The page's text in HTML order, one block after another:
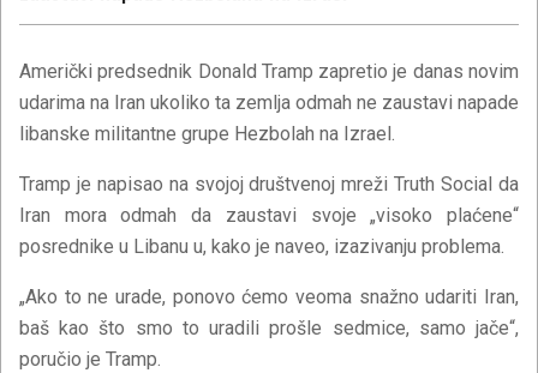
Američki predsednik Donald Tramp zapretio je danas novim
udarima na Iran ukoliko ta zemlja odmah ne zaustavi napade
libanske militantne grupe Hezbolah na Izrael.
Tramp je napisao na svojoj društvenoj mreži Truth Social da
Iran mora odmah da zaustavi svoje „visoko plaćene“
posrednike u Libanu u, kako je naveo, izazivanju problema.
„Ako to ne urade, ponovo ćemo veoma snažno udariti Iran,
baš kao što smo to uradili prošle sedmice, samo jače“,
poručio je Tramp.